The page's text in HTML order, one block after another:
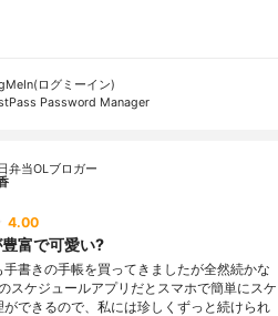
ログミーイン)
Password Manager
弁当OLブロガー
4.00
富で可愛い?
手書きの手帳を買ってきましたが全然続かな
スケジュールアプリだとスマホで簡単にスケ
ができるので、私には珍しくずっと続けられ